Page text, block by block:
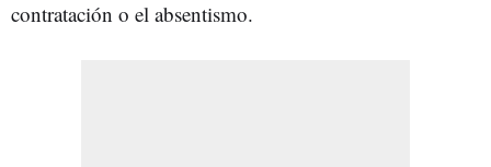
contratación o el absentismo.